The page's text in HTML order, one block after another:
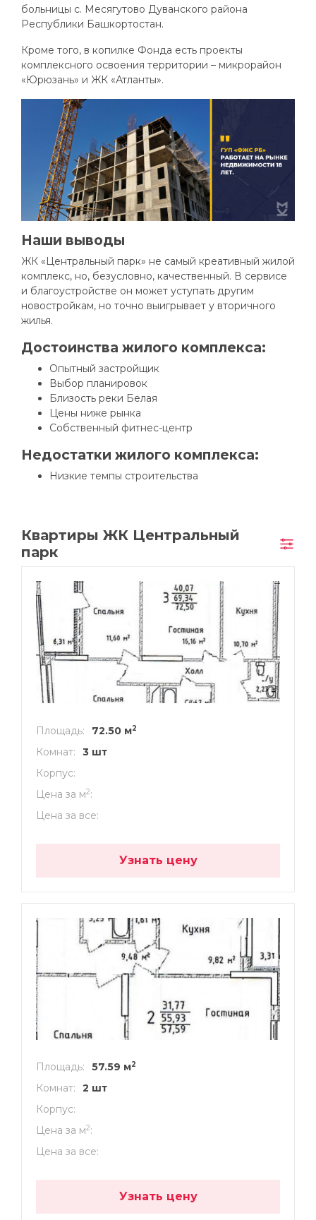
больницы с. Месягутово Дуванского района
Республики Башкортостан.
Кроме того, в копилке Фонда есть проекты
комплексного освоения территории – микрорайон
«Юрюзань» и ЖК «Атланты».
Наши выводы
ЖК «Центральный парк» не самый креативный жилой
комплекс, но, безусловно, качественный. В сервисе
и благоустройстве он может уступать другим
новостройкам, но точно выигрывает у вторичного
жилья.
Достоинства жилого комплекса:
Опытный застройщик
Выбор планировок
Близость реки Белая
Цены ниже рынка
Собственный фитнес-центр
Недостатки жилого комплекса:
Низкие темпы строительства
Квартиры ЖК Центральный
парк
Площадь 72.50 м2
Комнат
3 шт
Корпус
Цена за м2
Цена за все
Узнать цену
Площадь 57.59 м2
Комнат
2 шт
Корпус
Цена за м2
Цена за все
Узнать цену